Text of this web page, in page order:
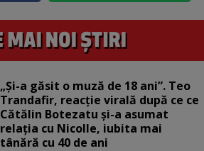
„Și-a găsit o muză de 18 ani”. Teo
Trandafir, reacție virală după ce ce
Cătălin Botezatu și-a asumat
relația cu Nicolle, iubita mai
tânără cu 40 de ani